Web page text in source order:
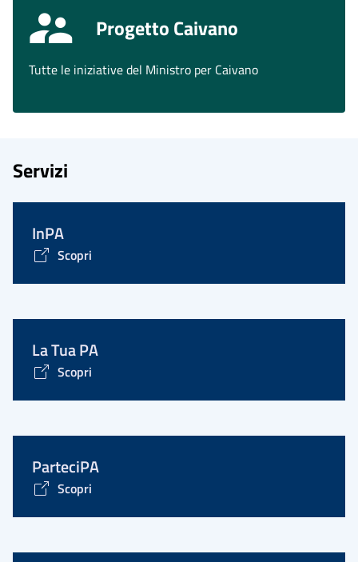
Progetto Caivano
Tutte le iniziative del Ministro per Caivano
Servizi
InPA
Scopri
La Tua PA
Scopri
ParteciPA
Scopri